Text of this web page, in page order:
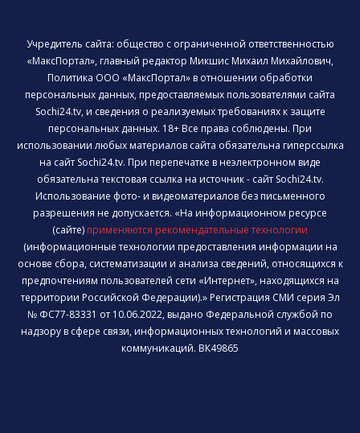
Учредитель сайта: общество с ограниченной ответственностью
«МаксПортал», главный редактор Микшис Михаил Михайлович,
Политика ООО «МаксПортал» в отношении обработки
персональных данных, предоставляемых пользователями сайта
Sochi24.tv, и сведения о реализуемых требованиях к защите
персональных данных. 18+ Все права соблюдены. При
использовании любых материалов сайта обязательна гиперссылка
на сайт Sochi24.tv. При перепечатке в неэлектронном виде
обязательна текстовая ссылка на источник - сайт Sochi24.tv.
Использование фото- и видеоматериалов без письменного
разрешения не допускается. «На информационном ресурсе
(сайте) применяются рекомендательные технологии
(информационные технологии предоставления информации на
основе сбора, систематизации и анализа сведений, относящихся к
предпочтениям пользователей сети «Интернет», находящихся на
территории Российской Федерации).» Регистрация СМИ серия Эл
№ ФС77-83331 от 10.06.2022, выдано Федеральной службой по
надзору в сфере связи, информационных технологий и массовых
коммуникаций. ВК49865